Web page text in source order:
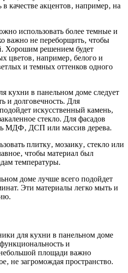
качестве акцентов‚ например‚ на
использовать более темные и
важно не переборщить‚ чтобы
Хорошим решением будет
цветов‚ например‚ белого и
и темных оттенков одного
кухни в панельном доме следует
и долговечность. Для
искусственный камень‚
стекло. Для фасадов
МДФ‚ ДСП или массив дерева.
плитку‚ мозаику‚ стекло или
чтобы материал был
температуры.
доме лучше всего подойдет
Эти материалы легко мыть и
для кухни в панельном доме
и
площади важно
не загромождая пространство.